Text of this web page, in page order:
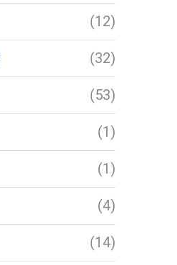
(12)
(32)
(53)
(1)
(1)
(4)
(14)